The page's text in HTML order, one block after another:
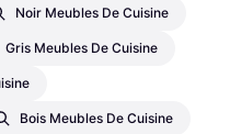
Noir Meubles De Cuisine
Gris Meubles De Cuisine
Bois Meubles De Cuisine